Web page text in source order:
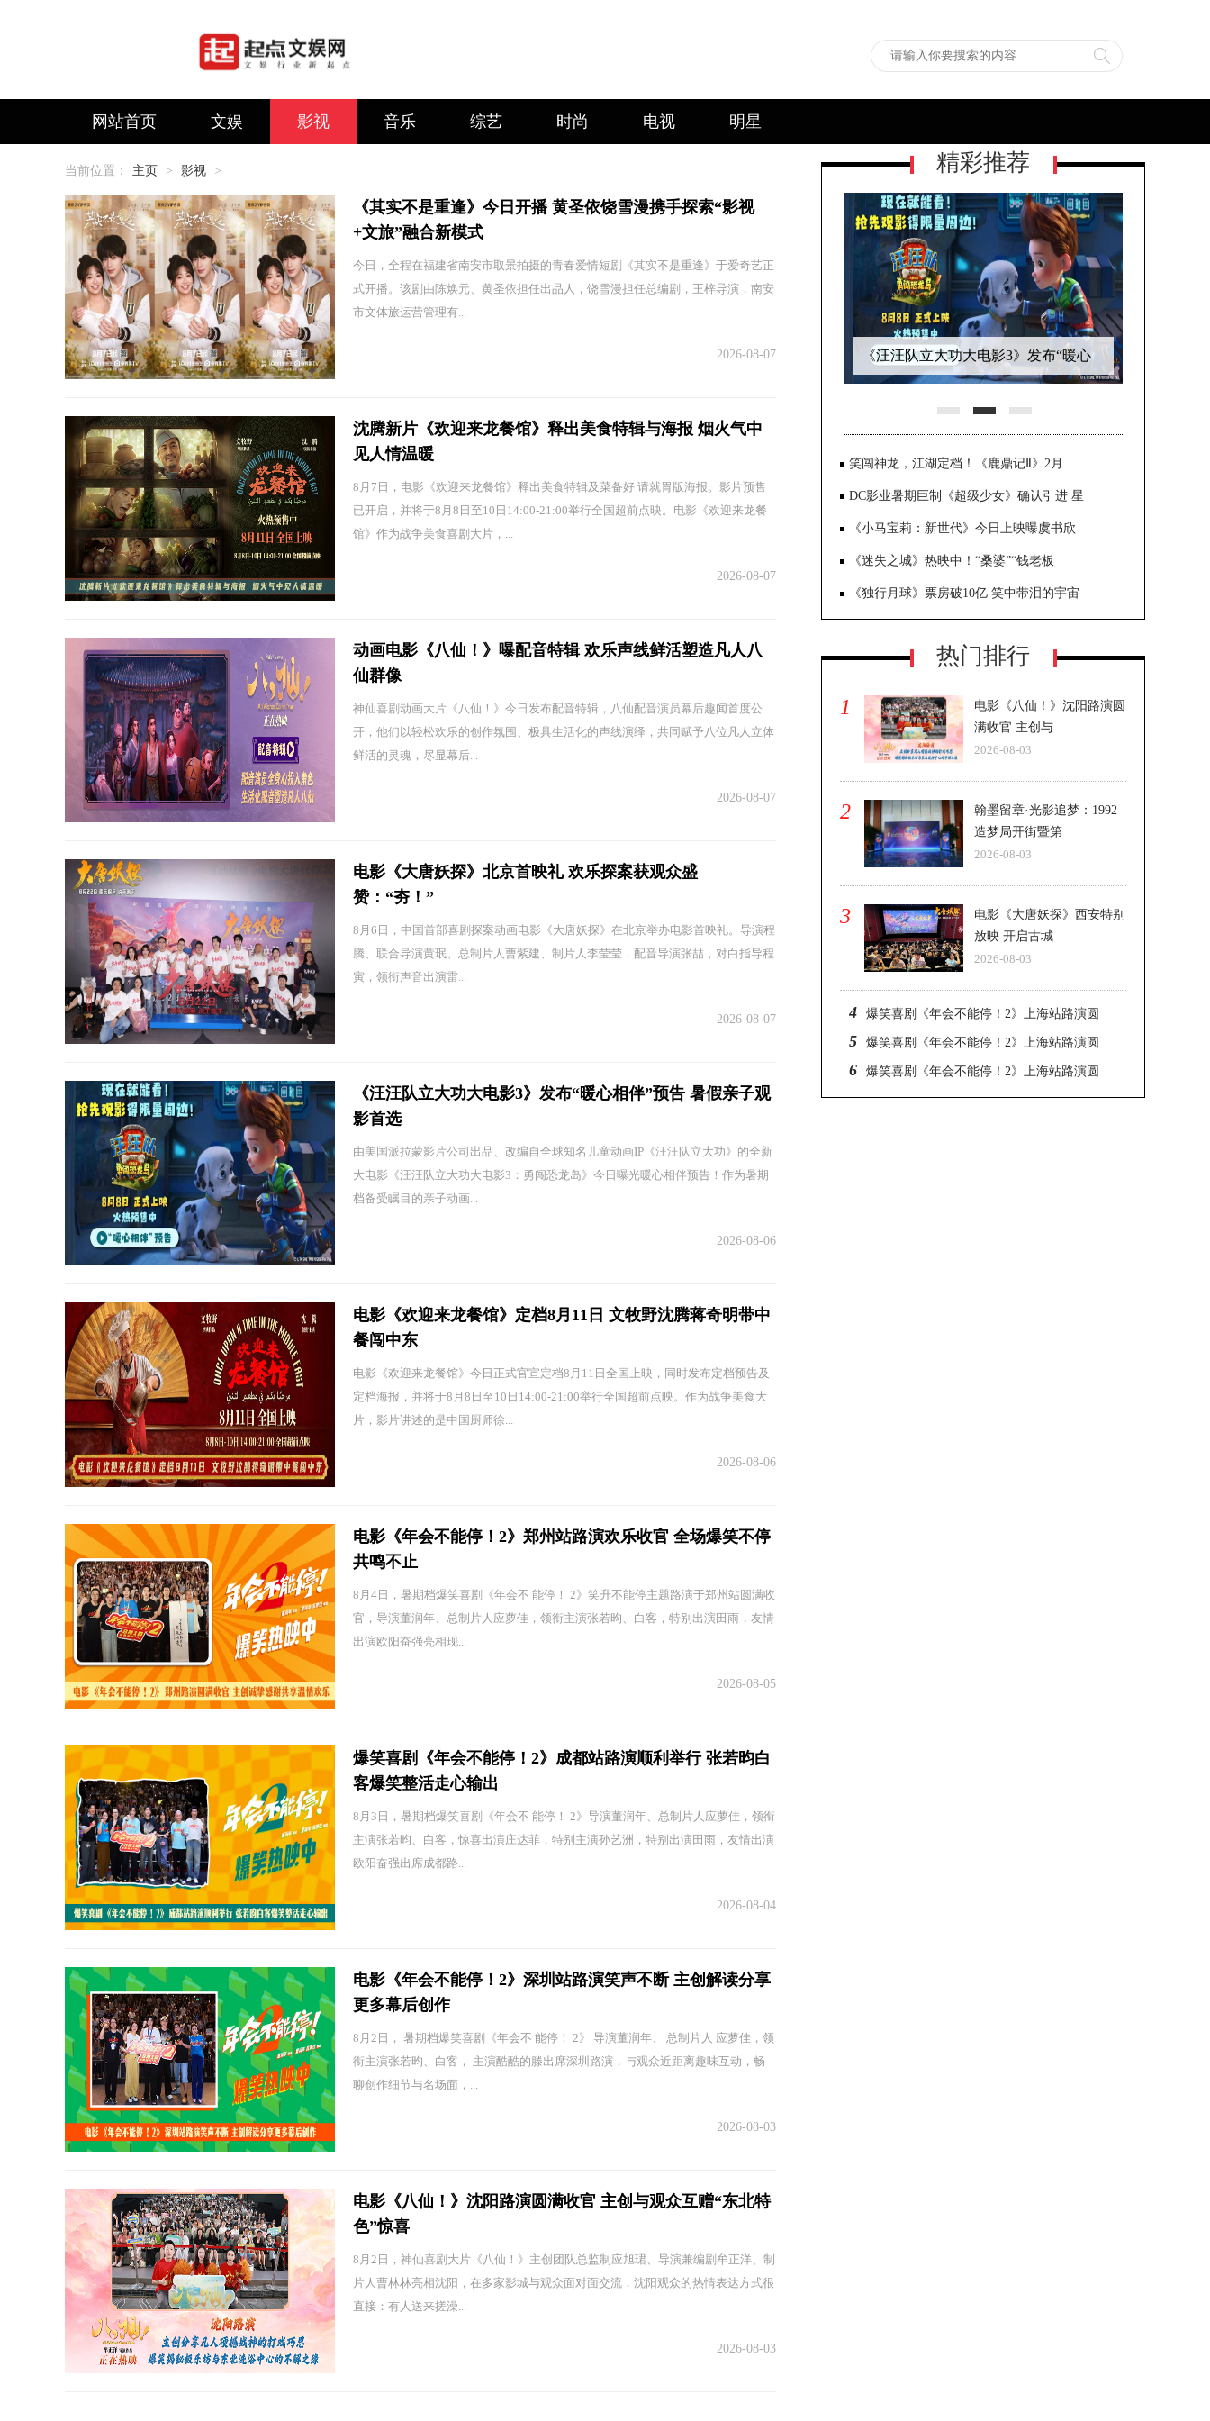
网站首页 文娱 影视 音乐 综艺 时尚 电视 明星
当前位置： 主页 > 影视 >
《其实不是重逢》今日开播 黄圣依饶雪漫携手探索“影视
+文旅”融合新模式
今日，全程在福建省南安市取景拍摄的青春爱情短剧《其实不是重逢》于爱奇艺正
式开播。该剧由陈焕元、黄圣依担任出品人，饶雪漫担任总编剧，王梓导演，南安
市文体旅运营管理有...
2026-08-07
沈腾新片《欢迎来龙餐馆》释出美食特辑与海报 烟火气中
见人情温暖
8月7日，电影《欢迎来龙餐馆》释出美食特辑及菜备好 请就胃版海报。影片预售
已开启，并将于8月8日至10日14:00-21:00举行全国超前点映。电影《欢迎来龙餐
馆》作为战争美食喜剧大片，...
2026-08-07
动画电影《八仙！》曝配音特辑 欢乐声线鲜活塑造凡人八
仙群像
神仙喜剧动画大片《八仙！》今日发布配音特辑，八仙配音演员幕后趣闻首度公
开，他们以轻松欢乐的创作氛围、极具生活化的声线演绎，共同赋予八位凡人立体
鲜活的灵魂，尽显幕后...
2026-08-07
电影《大唐妖探》北京首映礼 欢乐探案获观众盛
赞：“夯！”
8月6日，中国首部喜剧探案动画电影《大唐妖探》在北京举办电影首映礼。导演程
腾、联合导演黄珉、总制片人曹紫建、制片人李莹莹，配音导演张喆，对白指导程
寅，领衔声音出演雷...
2026-08-07
《汪汪队立大功大电影3》发布“暖心相伴”预告 暑假亲子观
影首选
由美国派拉蒙影片公司出品、改编自全球知名儿童动画IP《汪汪队立大功》的全新
大电影《汪汪队立大功大电影3：勇闯恐龙岛》今日曝光暖心相伴预告！作为暑期
档备受瞩目的亲子动画...
2026-08-06
电影《欢迎来龙餐馆》定档8月11日 文牧野沈腾蒋奇明带中
餐闯中东
电影《欢迎来龙餐馆》今日正式官宣定档8月11日全国上映，同时发布定档预告及
定档海报，并将于8月8日至10日14:00-21:00举行全国超前点映。作为战争美食大
片，影片讲述的是中国厨师徐...
2026-08-06
电影《年会不能停！2》郑州站路演欢乐收官 全场爆笑不停
共鸣不止
8月4日，暑期档爆笑喜剧《年会不 能停！ 2》笑升不能停主题路演于郑州站圆满收
官，导演董润年、总制片人应萝佳，领衔主演张若昀、白客，特别出演田雨，友情
出演欧阳奋强亮相现...
2026-08-05
爆笑喜剧《年会不能停！2》成都站路演顺利举行 张若昀白
客爆笑整活走心输出
8月3日，暑期档爆笑喜剧《年会不 能停！ 2》导演董润年、总制片人应萝佳，领衔
主演张若昀、白客，惊喜出演庄达菲，特别主演孙艺洲，特别出演田雨，友情出演
欧阳奋强出席成都路...
2026-08-04
电影《年会不能停！2》深圳站路演笑声不断 主创解读分享
更多幕后创作
8月2日， 暑期档爆笑喜剧《年会不 能停！ 2》 导演董润年、 总制片人 应萝佳，领
衔主演张若昀、白客， 主演酷酷的滕出席深圳路演，与观众近距离趣味互动，畅
聊创作细节与名场面，...
2026-08-03
电影《八仙！》沈阳路演圆满收官 主创与观众互赠“东北特
色”惊喜
8月2日，神仙喜剧大片《八仙！》主创团队总监制应旭珺、导演兼编剧牟正洋、制
片人曹林林亮相沈阳，在多家影城与观众面对面交流，沈阳观众的热情表达方式很
直接：有人送来搓澡...
2026-08-03
精彩推荐
《汪汪队立大功大电影3》发布“暖心
笑闯神龙，江湖定档！《鹿鼎记Ⅱ》2月
DC影业暑期巨制《超级少女》确认引进 星
《小马宝莉：新世代》今日上映曝虞书欣
《迷失之城》热映中！“桑婆”“钱老板
《独行月球》票房破10亿 笑中带泪的宇宙
热门排行
1
电影《八仙！》沈阳路演圆
满收官 主创与
2026-08-03
2
翰墨留章·光影追梦：1992
造梦局开街暨第
2026-08-03
3
电影《大唐妖探》西安特别
放映 开启古城
2026-08-03
4 爆笑喜剧《年会不能停！2》上海站路演圆
5 爆笑喜剧《年会不能停！2》上海站路演圆
6 爆笑喜剧《年会不能停！2》上海站路演圆